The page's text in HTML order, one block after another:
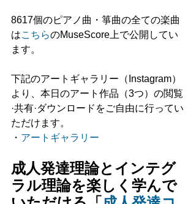
8617個のピアノ曲・箏曲の全ての楽曲
はこちらのMuseScore上で公開してい
ます。
下記のアートギャラリー（Instagram）
より、本日のアート作品（3つ）の閲覧
·共有·ダウンロードをご自由に行ってい
ただけます。
・ アートギャラリー
成人発達理論とインテグ
ラル理論を楽しく学んで